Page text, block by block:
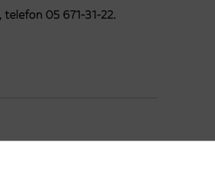
05 671-31-22.
Pirano – Piazza Tartini